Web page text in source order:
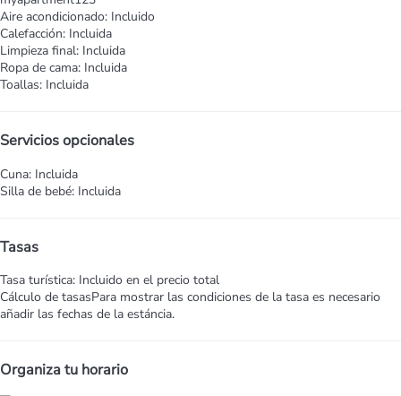
Aire acondicionado: Incluido
Calefacción: Incluida
Limpieza final: Incluida
Ropa de cama: Incluida
Toallas: Incluida
Servicios opcionales
Cuna: Incluida
Silla de bebé: Incluida
Tasas
Tasa turística: Incluido en el precio total
Cálculo de tasasPara mostrar las condiciones de la tasa es necesario
añadir las fechas de la estáncia.
Organiza tu horario